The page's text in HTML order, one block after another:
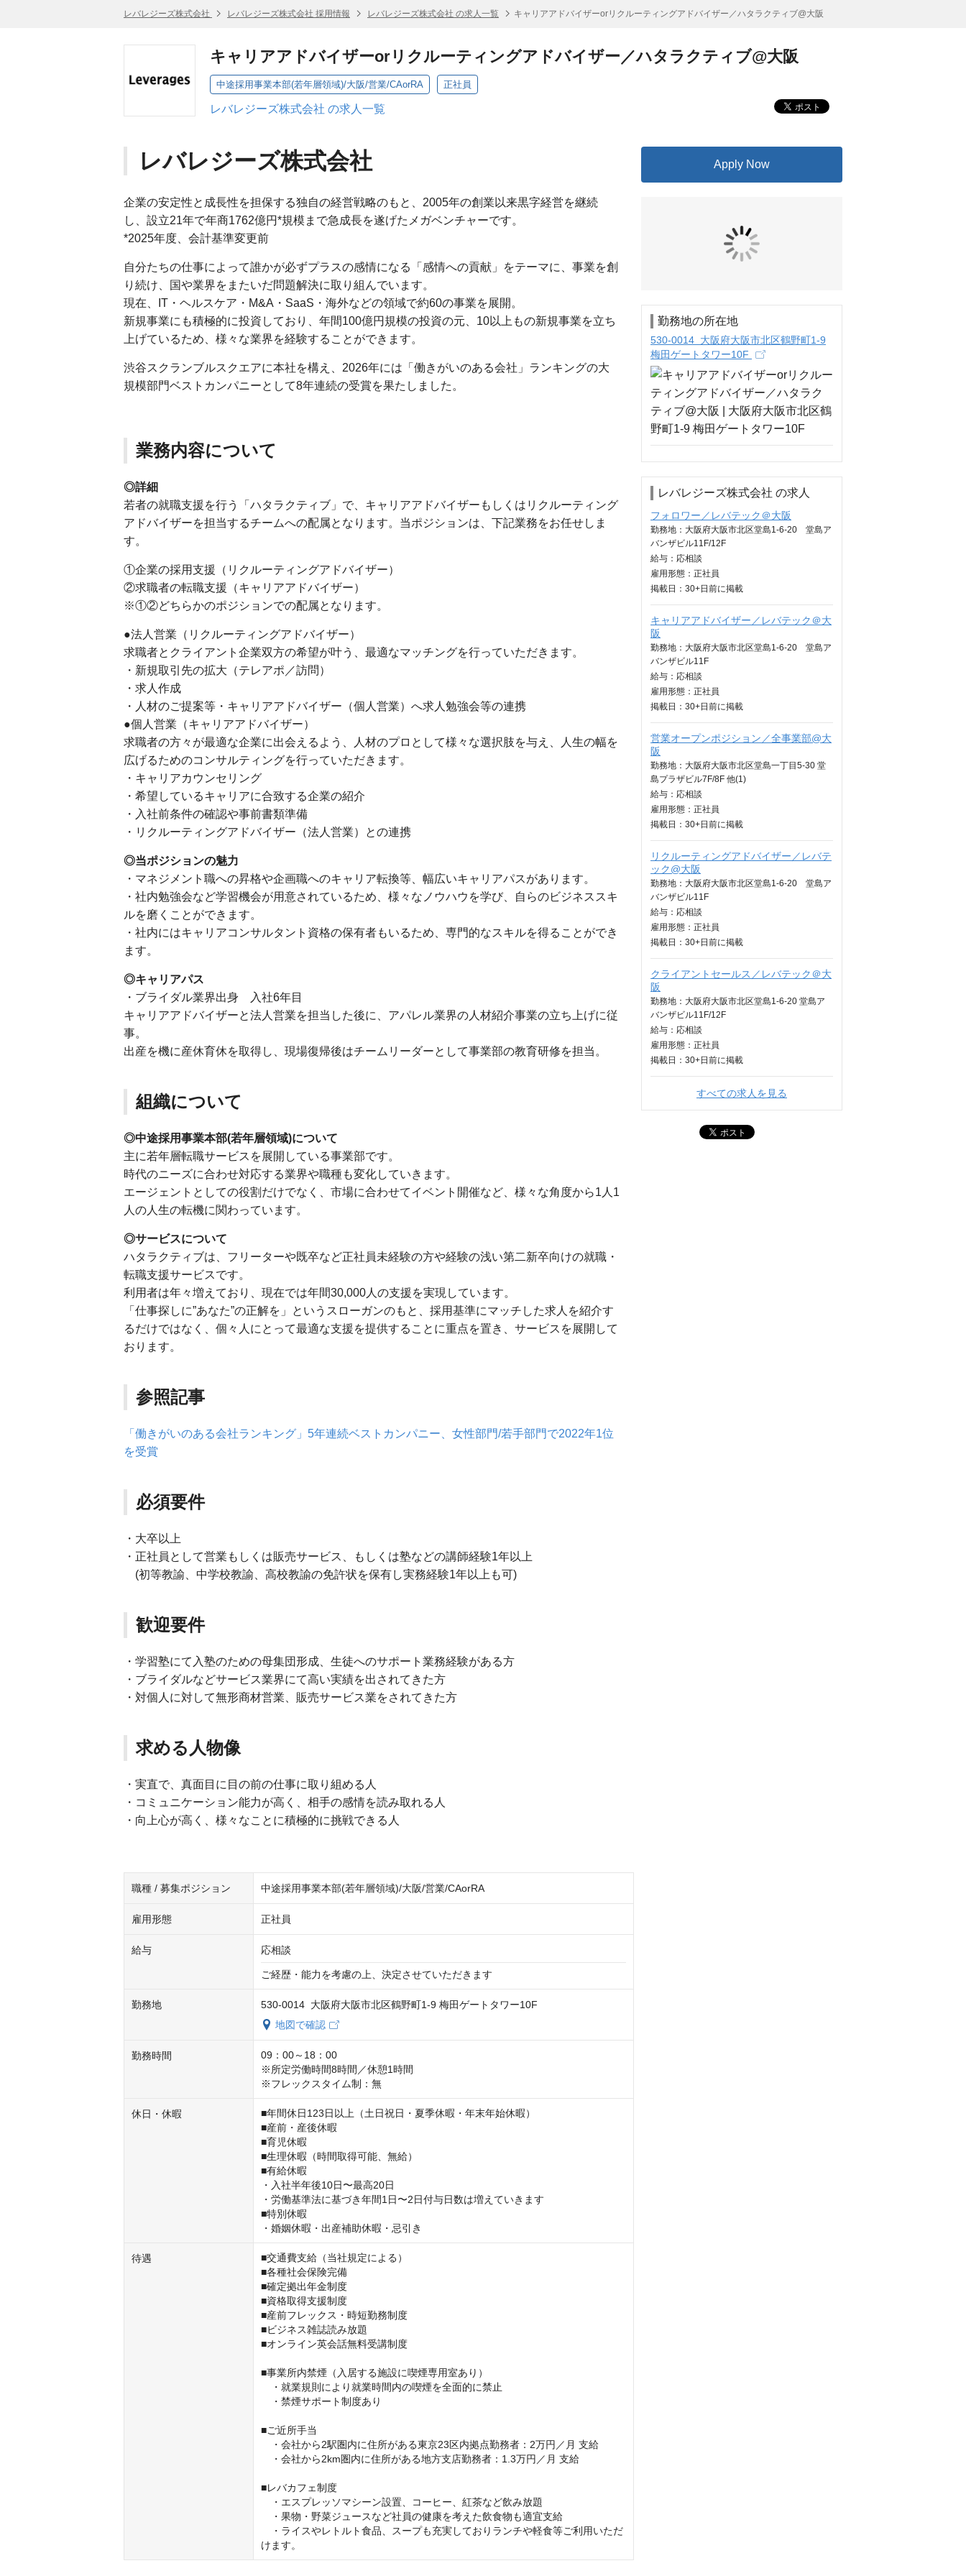
レバレジーズ株式会社 レバレジーズ株式会社 採用情報 レバレジーズ株式会社 の求人一覧 キャリアアドバイザーorリクルーティングアドバイザー／ハタラクティブ@大阪
キャリアアドバイザーorリクルーティングアドバイザー／ハタラクティブ@大阪
中途採用事業本部(若年層領域)/大阪/営業/CAorRA 正社員
レバレジーズ株式会社 の求人一覧
レバレジーズ株式会社
企業の安定性と成長性を担保する独自の経営戦略のもと、2005年の創業以来黒字経営を継続
し、設立21年で年商1762億円*規模まで急成長を遂げたメガベンチャーです。
*2025年度、会計基準変更前
自分たちの仕事によって誰かが必ずプラスの感情になる「感情への貢献」をテーマに、事業を創
り続け、国や業界をまたいだ問題解決に取り組んでいます。
現在、IT・ヘルスケア・M&A・SaaS・海外などの領域で約60の事業を展開。
新規事業にも積極的に投資しており、年間100億円規模の投資の元、10以上もの新規事業を立ち
上げているため、様々な業界を経験することができます。
渋谷スクランブルスクエアに本社を構え、2026年には「働きがいのある会社」ランキングの大
規模部門ベストカンパニーとして8年連続の受賞を果たしました。
業務内容について
◎詳細
若者の就職支援を行う「ハタラクティブ」で、キャリアアドバイザーもしくはリクルーティング
アドバイザーを担当するチームへの配属となります。当ポジションは、下記業務をお任せしま
す。
①企業の採用支援（リクルーティングアドバイザー）
②求職者の転職支援（キャリアアドバイザー）
※①②どちらかのポジションでの配属となります。
●法人営業（リクルーティングアドバイザー）
求職者とクライアント企業双方の希望が叶う、最適なマッチングを行っていただきます。
・新規取引先の拡大（テレアポ／訪問）
・求人作成
・人材のご提案等・キャリアアドバイザー（個人営業）へ求人勉強会等の連携
●個人営業（キャリアアドバイザー）
求職者の方々が最適な企業に出会えるよう、人材のプロとして様々な選択肢を与え、人生の幅を
広げるためのコンサルティングを行っていただきます。
・キャリアカウンセリング
・希望しているキャリアに合致する企業の紹介
・入社前条件の確認や事前書類準備
・リクルーティングアドバイザー（法人営業）との連携
◎当ポジションの魅力
・マネジメント職への昇格や企画職へのキャリア転換等、幅広いキャリアパスがあります。
・社内勉強会など学習機会が用意されているため、様々なノウハウを学び、自らのビジネススキ
ルを磨くことができます。
・社内にはキャリアコンサルタント資格の保有者もいるため、専門的なスキルを得ることができ
ます。
◎キャリアパス
・ブライダル業界出身 入社6年目
キャリアアドバイザーと法人営業を担当した後に、アパレル業界の人材紹介事業の立ち上げに従
事。
出産を機に産休育休を取得し、現場復帰後はチームリーダーとして事業部の教育研修を担当。
組織について
◎中途採用事業本部(若年層領域)について
主に若年層転職サービスを展開している事業部です。
時代のニーズに合わせ対応する業界や職種も変化していきます。
エージェントとしての役割だけでなく、市場に合わせてイベント開催など、様々な角度から1人1
人の人生の転機に関わっています。
◎サービスについて
ハタラクティブは、フリーターや既卒など正社員未経験の方や経験の浅い第二新卒向けの就職・
転職支援サービスです。
利用者は年々増えており、現在では年間30,000人の支援を実現しています。
「仕事探しに”あなた”の正解を」というスローガンのもと、採用基準にマッチした求人を紹介す
るだけではなく、個々人にとって最適な支援を提供することに重点を置き、サービスを展開して
おります。
参照記事
「働きがいのある会社ランキング」5年連続ベストカンパニー、女性部門/若手部門で2022年1位
を受賞
必須要件
・大卒以上
・正社員として営業もしくは販売サービス、もしくは塾などの講師経験1年以上
(初等教諭、中学校教諭、高校教諭の免許状を保有し実務経験1年以上も可)
歓迎要件
・学習塾にて入塾のための母集団形成、生徒へのサポート業務経験がある方
・ブライダルなどサービス業界にて高い実績を出されてきた方
・対個人に対して無形商材営業、販売サービス業をされてきた方
求める人物像
・実直で、真面目に目の前の仕事に取り組める人
・コミュニケーション能力が高く、相手の感情を読み取れる人
・向上心が高く、様々なことに積極的に挑戦できる人
職種 / 募集ポジション 中途採用事業本部(若年層領域)/大阪/営業/CAorRA
雇用形態 正社員
給与 応相談
ご経歴・能力を考慮の上、決定させていただきます
勤務地
530-0014 大阪府大阪市北区鶴野町1-9 梅田ゲートタワー10F
地図で確認
勤務時間
09：00～18：00
※所定労働時間8時間／休憩1時間
※フレックスタイム制：無
休日・休暇
■年間休日123日以上（土日祝日・夏季休暇・年末年始休暇）
■産前・産後休暇
■育児休暇
■生理休暇（時間取得可能、無給）
■有給休暇
・入社半年後10日〜最高20日
・労働基準法に基づき年間1日〜2日付与日数は増えていきます
■特別休暇
・婚姻休暇・出産補助休暇・忌引き
待遇
■交通費支給（当社規定による）
■各種社会保険完備
■確定拠出年金制度
■資格取得支援制度
■産前フレックス・時短勤務制度
■ビジネス雑誌読み放題
■オンライン英会話無料受講制度
■事業所内禁煙（入居する施設に喫煙専用室あり）
・就業規則により就業時間内の喫煙を全面的に禁止
・禁煙サポート制度あり
■ご近所手当
・会社から2駅圏内に住所がある東京23区内拠点勤務者：2万円／月 支給
・会社から2km圏内に住所がある地方支店勤務者：1.3万円／月 支給
■レバカフェ制度
・エスプレッソマシーン設置、コーヒー、紅茶など飲み放題
・果物・野菜ジュースなど社員の健康を考えた飲食物も適宜支給
・ライスやレトルト食品、スープも充実しておりランチや軽食等ご利用いただ
けます。
Apply Now
勤務地の所在地
530-0014 大阪府大阪市北区鶴野町1-9
梅田ゲートタワー10F
レバレジーズ株式会社 の求人
フォロワー／レバテック＠大阪
勤務地：大阪府大阪市北区堂島1-6-20 堂島ア
バンザビル11F/12F
給与： 応相談
雇用形態：正社員
掲載日： 30+日 前に掲載
キャリアアドバイザー／レバテック＠大
阪
勤務地：大阪府大阪市北区堂島1-6-20 堂島ア
バンザビル11F
給与： 応相談
雇用形態：正社員
掲載日： 30+日 前に掲載
営業オープンポジション／全事業部@大
阪
勤務地：大阪府大阪市北区堂島一丁目5-30 堂
島プラザビル7F/8F 他(1)
給与： 応相談
雇用形態：正社員
掲載日： 30+日 前に掲載
リクルーティングアドバイザー／レバテ
ック@大阪
勤務地：大阪府大阪市北区堂島1-6-20 堂島ア
バンザビル11F
給与： 応相談
雇用形態：正社員
掲載日： 30+日 前に掲載
クライアントセールス／レバテック＠大
阪
勤務地：大阪府大阪市北区堂島1-6-20 堂島ア
バンザビル11F/12F
給与： 応相談
雇用形態：正社員
掲載日： 30+日 前に掲載
すべての求人を見る